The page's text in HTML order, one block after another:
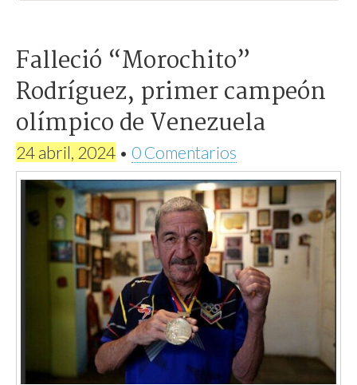
Falleció “Morochito”
Rodríguez, primer campeón
olímpico de Venezuela
24 abril, 2024 • 0 Comentarios